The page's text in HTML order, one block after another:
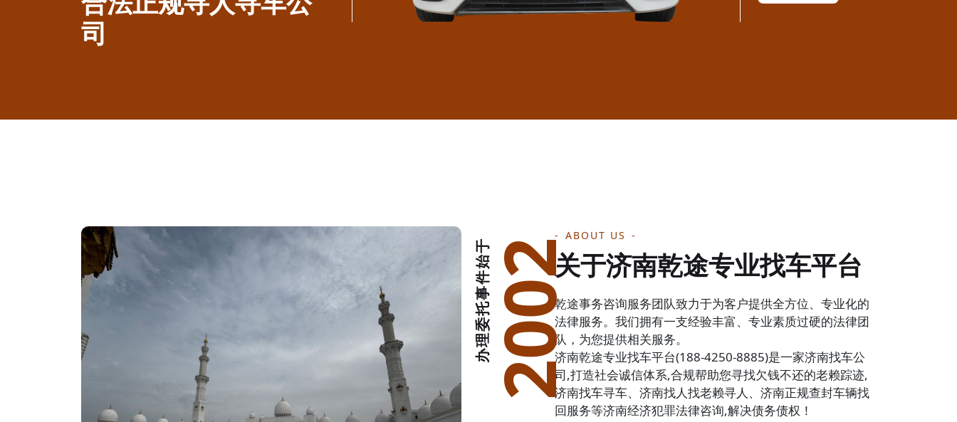
司
办理委托事件始于
2002
ABOUT US
关于济南乾途专业找车平台
乾途事务咨询服务团队致力于为客户提供全方位、专业化的
法律服务。我们拥有一支经验丰富、专业素质过硬的法律团
队，为您提供相关服务。
济南乾途专业找车平台(188-4250-8885)是一家济南找车公
司,打造社会诚信体系,合规帮助您寻找欠钱不还的老赖踪迹,
济南找车寻车、济南找人找老赖寻人、济南正规查封车辆找
回服务等济南经济犯罪法律咨询,解决债务债权！